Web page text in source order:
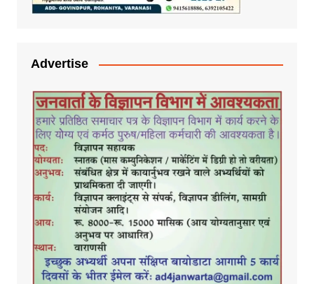
Advertise